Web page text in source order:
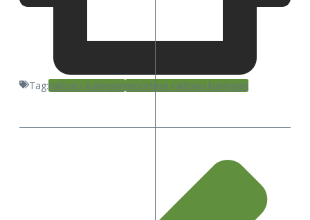
Tag:radioqu kuninganreportase radioqu kuningan